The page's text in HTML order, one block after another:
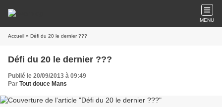
MENU
Accueil » Défi du 20 le dernier ???
Défi du 20 le dernier ???
Publié le 20/09/2013 à 09:49
Par Tout douce Mans